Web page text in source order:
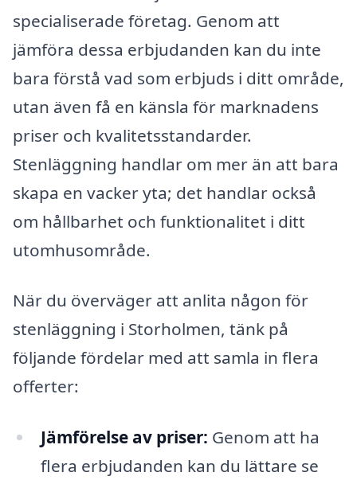
specialiserade företag. Genom att
jämföra dessa erbjudanden kan du inte
bara förstå vad som erbjuds i ditt område,
utan även få en känsla för marknadens
priser och kvalitetsstandarder.
Stenläggning handlar om mer än att bara
skapa en vacker yta; det handlar också
om hållbarhet och funktionalitet i ditt
utomhusområde.
När du överväger att anlita någon för
stenläggning i Storholmen, tänk på
följande fördelar med att samla in flera
offerter:
Jämförelse av priser: Genom att ha
flera erbjudanden kan du lättare se